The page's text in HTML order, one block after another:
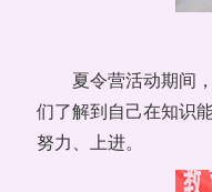
夏令营活动期间
们了解到自己在知识
努力、上进。